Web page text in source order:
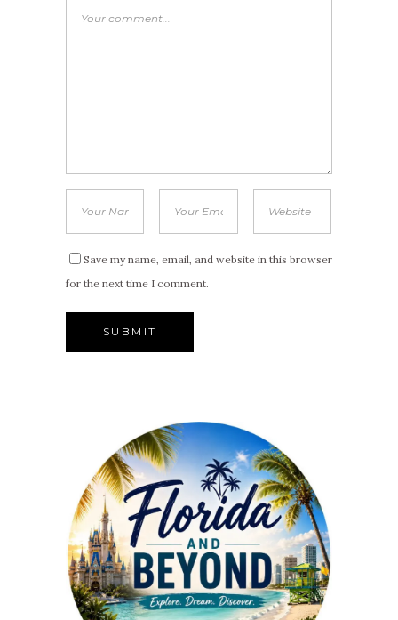
Save my name, email, and website in this browser
for the next time I comment.